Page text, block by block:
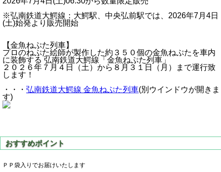
※弘南鉄道大鰐線：大鰐駅、中央弘前駅では、2026年7月4日
(土)始発より販売開始
【金魚ねぷた列車】
プロのねぷた絵師が製作した約３５０個の金魚ねぷたを車内
に装飾する 弘南鉄道大鰐線「金魚ねぷた列車」
２０２６年７月４日（土）から８月３１日（月）まで運行致
します！
・・・ 弘南鉄道大鰐線 金魚ねぷた列車(別ウインドウが開きま
す)
ＰＰ袋入りでお届けいたします